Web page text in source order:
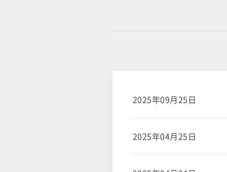
2025年09月25日
2025年04月25日